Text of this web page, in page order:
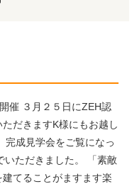
催 ３月２５日にZEH認
だきますK様にもお越し
完成見学会をご覧になっ
いただきました。 「素敵
てることがますます楽